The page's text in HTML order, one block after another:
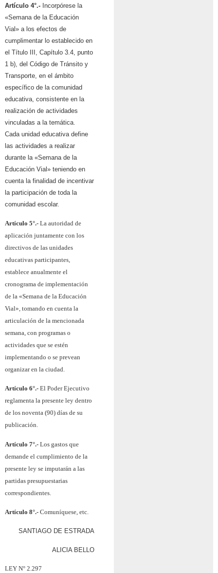
Artículo 4°.- Incorpórese la
«Semana de la Educación
Vial» a los efectos de
cumplimentar lo establecido en
el Título III, Capítulo 3.4, punto
1 b), del Código de Tránsito y
Transporte, en el ámbito
específico de la comunidad
educativa, consistente en la
realización de actividades
vinculadas a la temática.
Cada unidad educativa define
las actividades a realizar
durante la «Semana de la
Educación Vial» teniendo en
cuenta la finalidad de incentivar
la participación de toda la
comunidad escolar.
Artículo 5°.- La autoridad de
aplicación juntamente con los
directivos de las unidades
educativas participantes,
establece anualmente el
cronograma de implementación
de la «Semana de la Educación
Vial», tomando en cuenta la
articulación de la mencionada
semana, con programas o
actividades que se estén
implementando o se prevean
organizar en la ciudad.
Artículo 6°.- El Poder Ejecutivo
reglamenta la presente ley dentro
de los noventa (90) días de su
publicación.
Artículo 7°.- Los gastos que
demande el cumplimiento de la
presente ley se imputarán a las
partidas presupuestarias
correspondientes.
Artículo 8°.- Comuníquese, etc.
SANTIAGO DE ESTRADA
ALICIA BELLO
LEY N° 2.297